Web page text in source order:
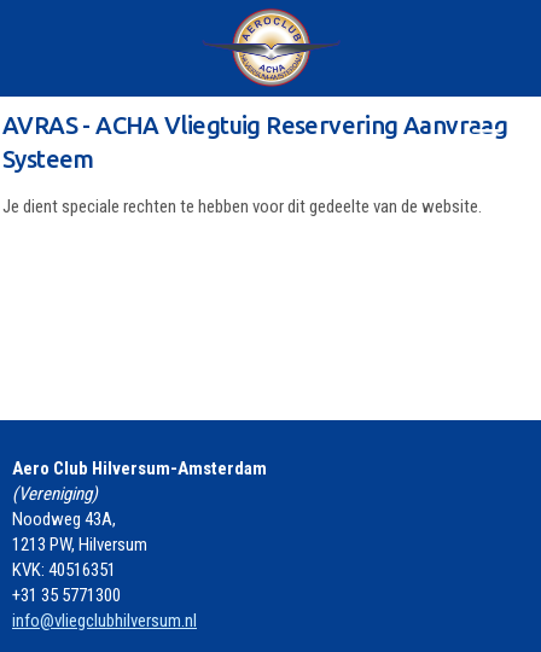
AVRAS - ACHA Vliegtuig Reservering Aanvraag
Systeem
Je dient speciale rechten te hebben voor dit gedeelte van de website.
Aero Club Hilversum-Amsterdam
(Vereniging)
Noodweg 43A,
1213 PW, Hilversum
KVK: 40516351
+31 35 5771300
info@vliegclubhilversum.nl